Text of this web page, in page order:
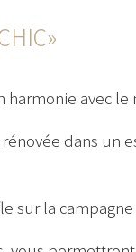
avec
dans
sur la